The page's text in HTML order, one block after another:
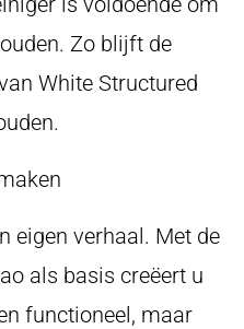
Zo blijft de
White Structured
eigen verhaal. Met de
als basis creëert u
functioneel, maar